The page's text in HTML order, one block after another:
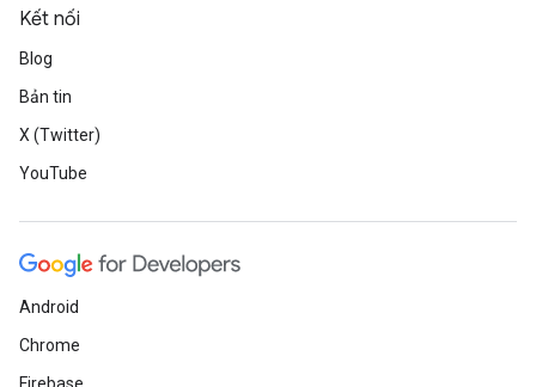
Kết nối
Blog
Bản tin
X (Twitter)
YouTube
Android
Chrome